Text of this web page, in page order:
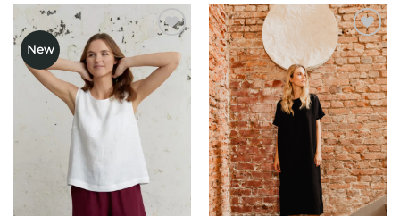
New
Mėgstamiausias Mėgstamiausias